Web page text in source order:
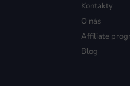
Kontakty
O nás
Affiliate
Blog